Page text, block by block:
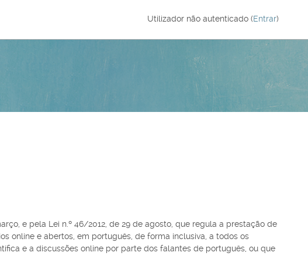
Utilizador não autenticado (Entrar)
e pela Lei n.º 46/2012, de 29 de agosto, que regula a prestação de
online e abertos, em português, de forma inclusiva, a todos os
e a discussões online por parte dos falantes de português, ou que